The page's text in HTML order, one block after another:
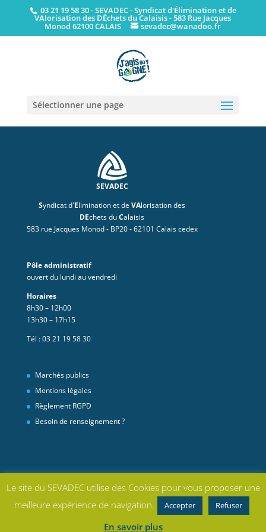
03 21 19 58 30- SEVADEC - Syndicat d'Élimination et de
VAlorisation des DÉchets du Calaisis - 583 Rue Jacques
Monod 62100 CALAIS sevadec@wanadoo.fr
Sélectionner une page
SEVADEC
Syndicat d'Elimination et deVAlorisation des
DEchets duCalaisis
583 rue Jacques Monod - BP20 - 62101 Calais cedex
Pôle administratif
ouvert du lundi au vendredi
Horaires
8h30 – 12h00
13h30 – 17h15
Tél :03 21 19 58 30
Marchés publics
Mentions légales
Règlement RGPD
Besoin de renseignement ?
Réalisation : Camelance Communication - SEVADEC - Tous droits
réservés
Le site du SEVADEC utilise des Cookies pour vous proposer une
meilleure expérience de navigation.
Accepter Refuser
En savoir plus